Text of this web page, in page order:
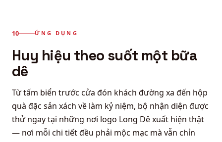
ỨNG DỤNG
Huy hiệu theo suốt một bữa
dê
Từ tấm biển trước cửa đón khách đường xa đến hộp
quà đặc sản xách về làm kỷ niệm, bộ nhận diện được
thử ngay tại những nơi logo Long Dê xuất hiện thật
— nơi mỗi chi tiết đều phải mộc mạc mà vẫn chỉn